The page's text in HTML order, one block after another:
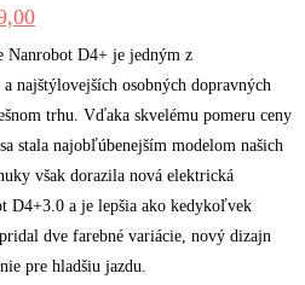
Current
is:
€999,00.
Nanrobot D4+ je jedným z
najštýlovejších osobných dopravných
trhu. Vďaka skvelému pomeru ceny
stala najobľúbenejším modelom našich
však dorazila nová elektrická
D4+3.0 a je lepšia ako kedykoľvek
dve farebné variácie, nový dizajn
pre hladšiu jazdu.